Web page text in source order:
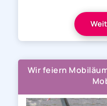
Wir feiern